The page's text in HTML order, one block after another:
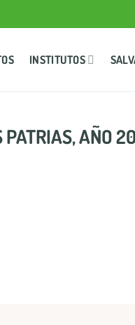
INSTITUTOS
PATRIAS, AÑO